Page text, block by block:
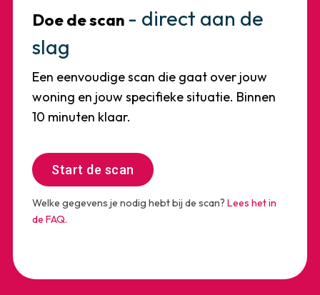
Doe de scan - direct aan de
slag
Een eenvoudige scan die gaat over jouw
woning en jouw specifieke situatie. Binnen
10 minuten klaar.
Start de scan
Start de scan
Welke gegevens je nodig hebt bij de scan? Lees het in
de FAQ.
Een all-electric warmtepomp. Is jouw woning
daar al klaar voor? Bij PureWarmte beginnen
we bij het begin: jouw woning, jouw situatie,
jouw vragen.
Privacy statement
Algemene voorwaarden